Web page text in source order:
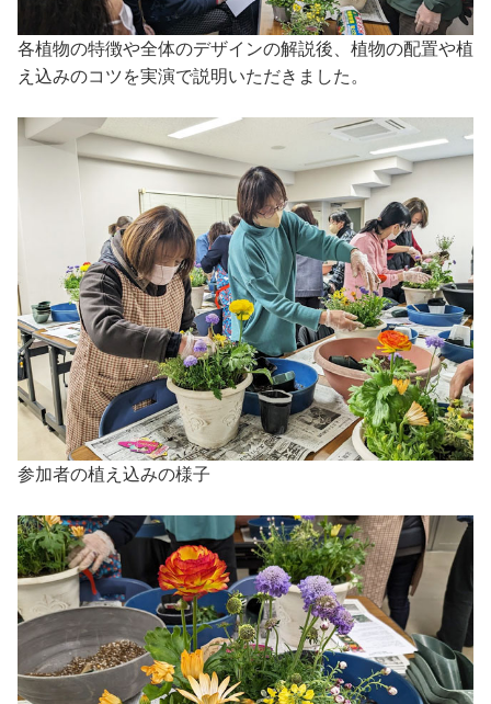
各植物の特徴や全体のデザインの解説後、植物の配置や植
え込みのコツを実演で説明いただきました。
参加者の植え込みの様子